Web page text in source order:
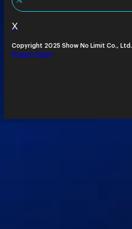
X
Copyright 2025 Show No Limit Co., Ltd.
Privacy Policy